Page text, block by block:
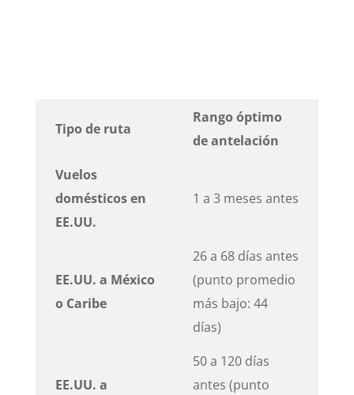
Tipo de ruta
Rango óptimo
de antelación
Vuelos
domésticos en
EE.UU.
1 a 3 meses antes
EE.UU. a México
o Caribe
26 a 68 días antes
(punto promedio
más bajo: 44
días)
EE.UU. a
50 a 120 días
antes (punto